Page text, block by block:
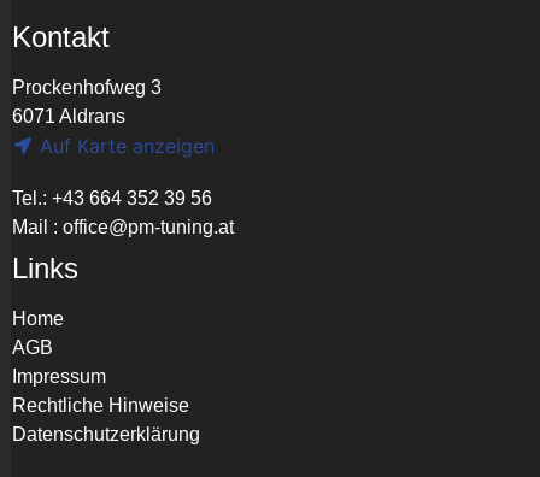
Kontakt
Prockenhofweg 3
6071 Aldrans
Auf Karte anzeigen
Tel.: +43 664 352 39 56
Mail : office@pm-tuning.at
Links
Home
AGB
Impressum
Rechtliche Hinweise
Datenschutzerklärung